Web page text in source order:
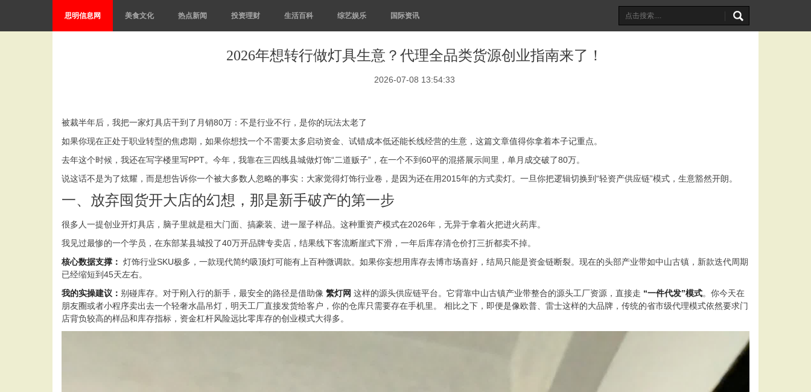
思明信息网 美食文化 热点新闻 投资理财 生活百科 综艺娱乐 国际资讯
2026年想转行做灯具生意？代理全品类货源创业指南来了！
2026-07-08 13:54:33
被裁半年后，我把一家灯具店干到了月销80万：不是行业不行，是你的玩法太老了
如果你现在正处于职业转型的焦虑期，如果你想找一个不需要太多启动资金、试错成本低还能长线经营的生意，这篇文章值得你拿着本子记重点。
去年这个时候，我还在写字楼里写PPT。今年，我靠在三四线县城做灯饰“二道贩子”，在一个不到60平的混搭展示间里，单月成交破了80万。
说这话不是为了炫耀，而是想告诉你一个被大多数人忽略的事实：大家觉得灯饰行业卷，是因为还在用2015年的方式卖灯。一旦你把逻辑切换到“轻资产供应链”模式，生意豁然开朗。
一、放弃囤货开大店的幻想，那是新手破产的第一步
很多人一提创业开灯具店，脑子里就是租大门面、搞豪装、进一屋子样品。这种重资产模式在2026年，无异于拿着火把进火药库。
我见过最惨的一个学员，在东部某县城投了40万开品牌专卖店，结果线下客流断崖式下滑，一年后库存清仓价打三折都卖不掉。
核心数据支撑： 灯饰行业SKU极多，一款现代简约吸顶灯可能有上百种微调款。如果你妄想用库存去博市场喜好，结局只能是资金链断裂。现在的头部产业带如中山古镇，新款迭代周期
已经缩短到45天左右。
我的实操建议： 别碰库存。对于刚入行的新手，最安全的路径是借助像 繁灯网 这样的源头供应链平台。它背靠中山古镇产业带整合的源头工厂资源，直接走 “一件代发”模式。你今天在
朋友圈或者小程序卖出去一个轻奢水晶吊灯，明天工厂直接发货给客户，你的仓库只需要存在手机里。 相比之下，即便是像欧普、雷士这样的大品牌，传统的省市级代理模式依然要求门
店背负较高的样品和库存指标，资金杠杆风险远比零库存的创业模式大得多。